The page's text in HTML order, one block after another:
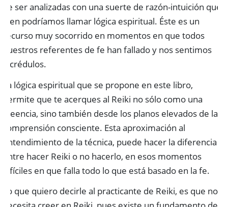
de ser analizadas con una suerte de razón-intuición que
bien podríamos llamar lógica espiritual. Éste es un
recurso muy socorrido en momentos en que todos
nuestros referentes de fe han fallado y nos sentimos
incrédulos.
La lógica espiritual que se propone en este libro,
permite que te acerques al Reiki no sólo como una
creencia, sino también desde los planos elevados de la
comprensión consciente. Esta aproximación al
entendimiento de la técnica, puede hacer la diferencia
entre hacer Reiki o no hacerlo, en esos momentos
difíciles en que falla todo lo que está basado en la fe.
Lo que quiero decirle al practicante de Reiki, es que no